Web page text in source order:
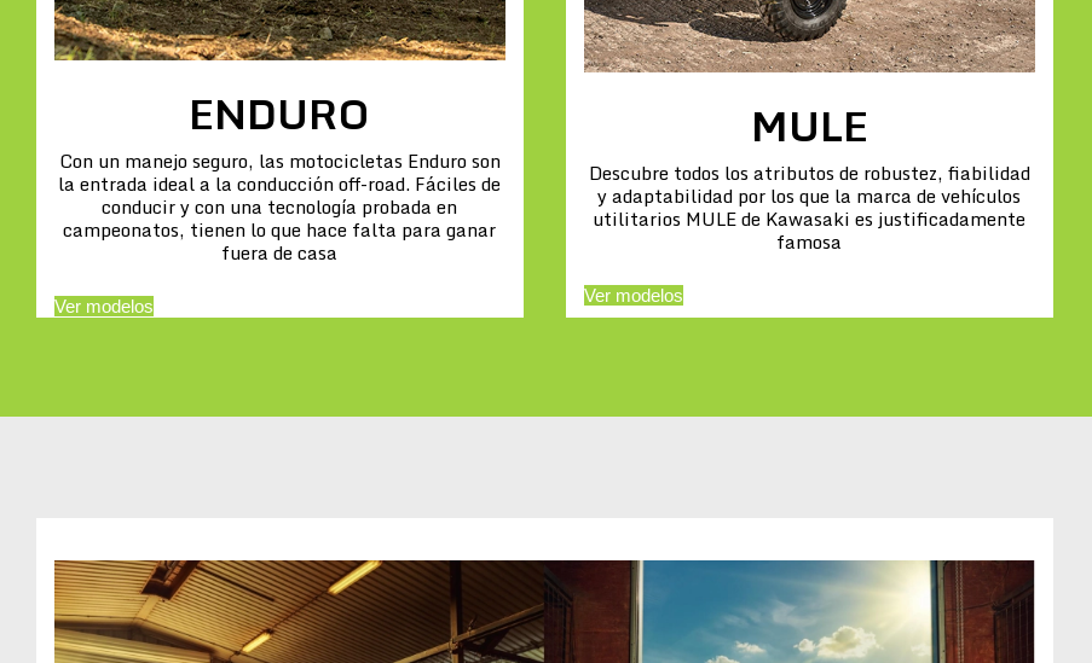
ENDURO
Con un manejo seguro, las motocicletas Enduro son
la entrada ideal a la conducción off-road. Fáciles de
conducir y con una tecnología probada en
campeonatos, tienen lo que hace falta para ganar
fuera de casa
Ver modelos
MULE
Descubre todos los atributos de robustez, fiabilidad
y adaptabilidad por los que la marca de vehículos
utilitarios MULE de Kawasaki es justificadamente
famosa
Ver modelos